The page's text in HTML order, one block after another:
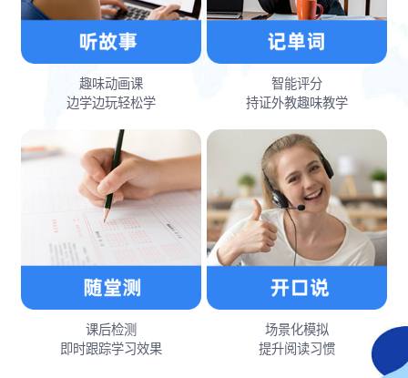
趣味动画课
边学边玩轻松学
智能评分
持证外教趣味教学
课后检测
即时跟踪学习效果
场景化模拟
提升阅读习惯